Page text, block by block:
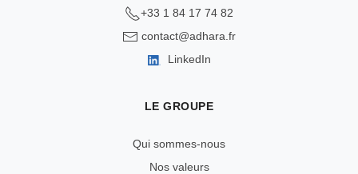
+33 1 84 17 74 82
contact@adhara.fr
LinkedIn
LE GROUPE
Qui sommes-nous
Nos valeurs